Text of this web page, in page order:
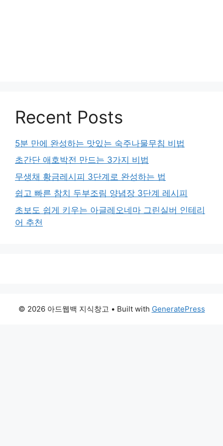
Recent Posts
5분 만에 완성하는 맛있는 숙주나물무침 비법
초간단 애호박전 만드는 3가지 비법
무생채 황금레시피 3단계로 완성하는 법
쉽고 빠른 참치 두부조림 양념장 3단계 레시피
초보도 쉽게 키우는 아글레오네마 그린실버 인테리
어 추천
© 2026 아드웹백 지식창고 • Built with GeneratePress